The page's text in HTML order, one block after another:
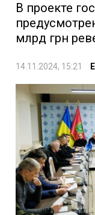
В проекте
млрд грн
14.11.2024, 15:21